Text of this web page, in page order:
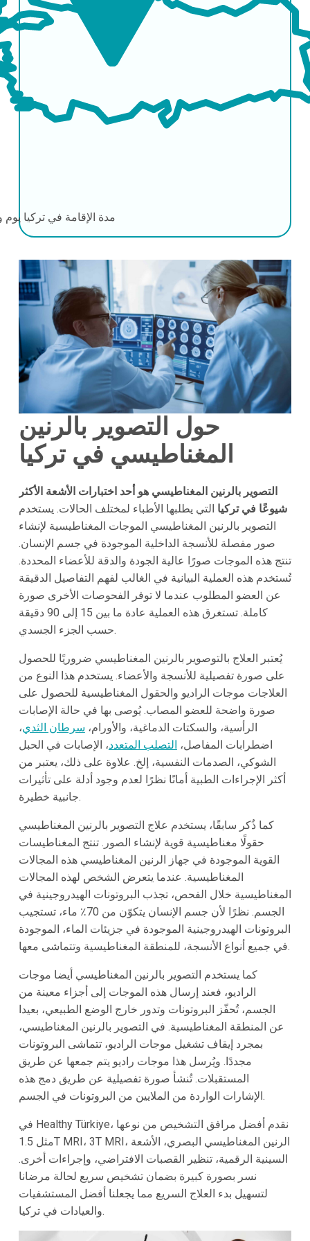
مدة الإقامة في تركيا يوم
حول التصوير بالرنين
المغناطيسي في تركيا
التصوير بالرنين المغناطيسي هو أحد اختبارات الأشعة الأكثر
شيوعًا في تركيا التي يطلبها الأطباء لمختلف الحالات. يستخدم
التصوير بالرنين المغناطيسي الموجات المغناطيسية لإنشاء
صور مفصلة للأنسجة الداخلية الموجودة في جسم الإنسان.
تنتج هذه الموجات صورًا عالية الجودة والدقة للأعضاء المحددة.
تُستخدم هذه العملية البيانية في الغالب لفهم التفاصيل الدقيقة
عن العضو المطلوب عندما لا توفر الفحوصات الأخرى صورة
كاملة. تستغرق هذه العملية عادة ما بين 15 إلى 90 دقيقة
حسب الجزء الجسدي.
يُعتبر العلاج بالتوصوير بالرنين المغناطيسي ضروريًا للحصول
على صورة تفصيلية للأنسجة والأعضاء. يستخدم هذا النوع من
العلاجات موجات الراديو والحقول المغناطيسية للحصول على
صورة واضحة للعضو المصاب. يُوصى بها في حالة الإصابات
الرأسية، والسكتات الدماغية، والأورام، سرطان الثدي،
اضطرابات المفاصل، التصلب المتعدد، الإصابات في الحبل
الشوكي، الصدمات النفسية، إلخ. علاوة على ذلك، يعتبر من
أكثر الإجراءات الطبية أمانًا نظرًا لعدم وجود أدلة على تأثيرات
جانبية خطيرة.
كما ذُكر سابقًا، يستخدم علاج التصوير بالرنين المغناطيسي
حقولًا مغناطيسية قوية لإنشاء الصور. تنتج المغناطيسات
القوية الموجودة في جهاز الرنين المغناطيسي هذه المجالات
المغناطيسية. عندما يتعرض الشخص لهذه المجالات
المغناطيسية خلال الفحص، تجذب البروتونات الهيدروجينية في
الجسم. نظرًا لأن جسم الإنسان يتكوّن من 70٪ ماء، تستجيب
البروتونات الهيدروجينية الموجودة في جزيئات الماء، الموجودة
في جميع أنواع الأنسجة، للمنطقة المغناطيسية وتتماشى معها.
كما يستخدم التصوير بالرنين المغناطيسي أيضا موجات
الراديو، فعند إرسال هذه الموجات إلى أجزاء معينة من
الجسم، تُحفّز البروتونات وتدور خارج الوضع الطبيعي، بعيدا
عن المنطقة المغناطيسية. في التصوير بالرنين المغناطيسي،
بمجرد إيقاف تشغيل موجات الراديو، تتماشى البروتونات
مجددًا. ويُرسل هذا موجات راديو يتم جمعها عن طريق
المستقبلات. تُنشأ صورة تفصيلية عن طريق دمج هذه
الإشارات الواردة من الملايين من البروتونات في الجسم.
في Healthy Türkiye، نقدم أفضل مرافق التشخيص من نوعها
مثل 1.5T MRI، 3T MRI، الرنين المغناطيسي البصري، الأشعة
السينية الرقمية، تنظير القصبات الافتراضي، وإجراءات أخرى.
نسر بصورة كبيرة بضمان تشخيص سريع لحالة مرضانا
لتسهيل بدء العلاج السريع مما يجعلنا أفضل المستشفيات
والعيادات في تركيا.